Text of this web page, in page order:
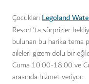
Çocukları Legoland
Resort'ta sürprizler
bulunan bu harika tema
aileleri gizem dolu bir
Cuma 10:00-18:00 ve
arasında hizmet veriyor.